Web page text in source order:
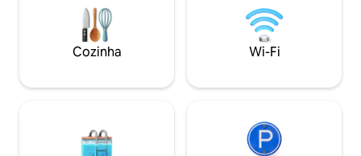
GRATUITO fora da rua. Inclui uma cesta
de café da manhã entregue à sua porta
sempre que você acordar em noites de
preço total. Licenciado e inspecionado
para animais de
e oferece uma
size, delicioso
estacionamento
Cozinha Wi-Fi